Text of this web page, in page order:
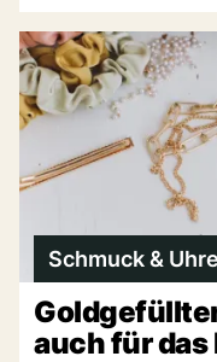
Schmuck &
auch für